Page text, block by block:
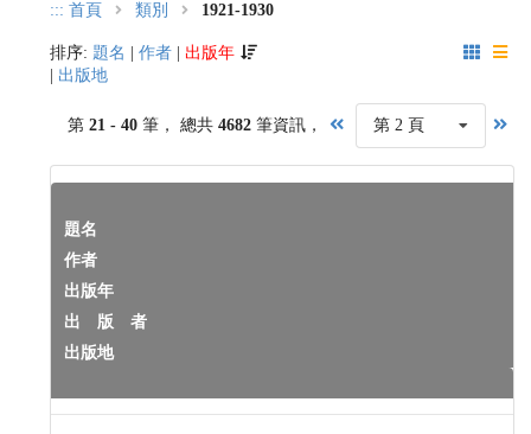
::: 首頁 類別 1921-1930
排序: 題名 作者
出版年
出版地
第 21 - 40 筆， 總共 4682筆資訊， 第 2 頁
題名
作者
出版年
出 版 者
出版地